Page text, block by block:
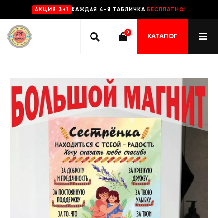
AKЦИЯ 3+1 КАЖДАЯ 4-Я ТАБЛИЧКА БЕСПЛАТНО!
0
КАТАЛОГ